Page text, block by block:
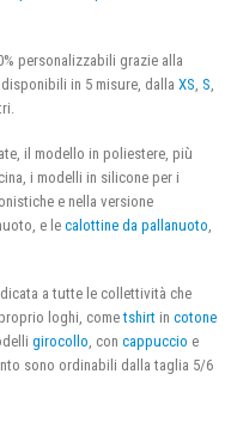
personalizzabili grazie alla
disponibili in 5 misure, dalla XS, S,
il modello in poliestere, più
i modelli in silicone per i
e nella versione
e le calottine da pallanuoto
a tutte le collettività che
loghi, cometshirt in cotone
girocollo , con cappuccio e
sono ordinabili dalla taglia 5/6